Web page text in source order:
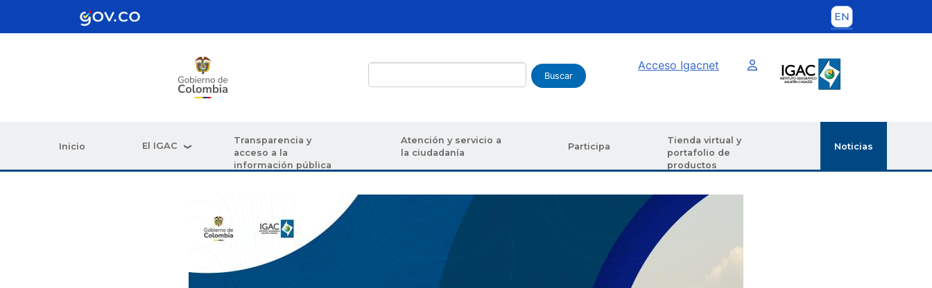
Pasar al contenido principal
Buscar Acceso Igacnet Imagen interna
Inicio El IGAC
Transparencia y
acceso a la
información pública
Atención y servicio a
la ciudadanía
Participa
Tienda virtual y
portafolio de
productos
Noticias